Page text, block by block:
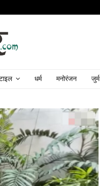
धर्म मनोरंजन जुर्म